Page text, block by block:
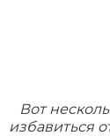
Вот
избавиться